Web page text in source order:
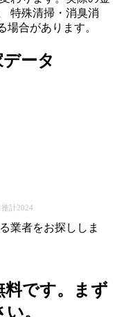
特殊清掃・消臭消
合があります。
ータ
計2024
業者をお探ししま
料です。まず
。